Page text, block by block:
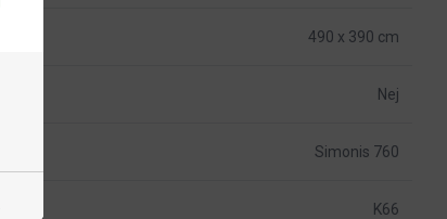
490 x 390 cm
Nej
Simonis 760
K66